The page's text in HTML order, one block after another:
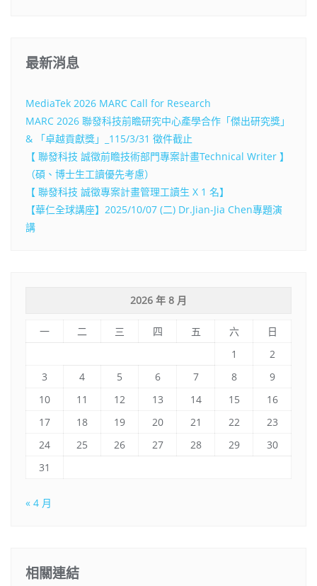
最新消息
MediaTek 2026 MARC Call for Research
MARC 2026 聯發科技前瞻研究中心產學合作「傑出研究獎」
& 「卓越貢獻獎」_115/3/31 徵件截止
【 聯發科技 誠徵前瞻技術部門專案計畫Technical Writer 】
（碩、博士生工讀優先考慮）
【 聯發科技 誠徵專案計畫管理工讀生 X 1 名】
【華仁全球講座】2025/10/07 (二) Dr.Jian-Jia Chen專題演
講
2026 年 8 月
一 二 三 四 五 六
日
1
2
3
4 5 6 7 8
9
10
11 12 13 14 15
16
17
18 19 20 21 22
23
24
25 26 27 28 29
30
31
« 4 月
相關連結